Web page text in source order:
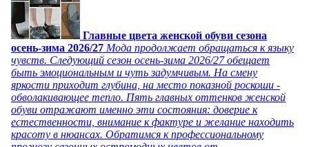
Главные цвета женской обуви сезона
осень-зима 2026/27 Мода продолжает обращаться к языку
чувств. Следующий сезон осень-зима 2026/27 обещает
быть эмоциональным и чуть задумчивым. На смену
яркости приходит глубина, на место показной роскоши -
обволакивающее тепло. Пять главных оттенков женской
обуви отражают именно эти состояния: доверие к
естественности, внимание к фактуре и желание находить
красоту в нюансах. Обратимся к профессиональному